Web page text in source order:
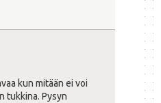
kun mitään ei voi
tukkina. Pysyn